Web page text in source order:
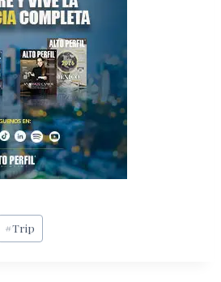
#Trip